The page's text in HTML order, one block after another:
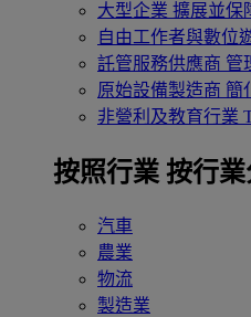
大型企業 擴展並保
自由工作者與數位
託管服務供應商 管
原始設備製造商 簡
非營利及教育行業
按照行業 按行
汽車
農業
物流
製造業